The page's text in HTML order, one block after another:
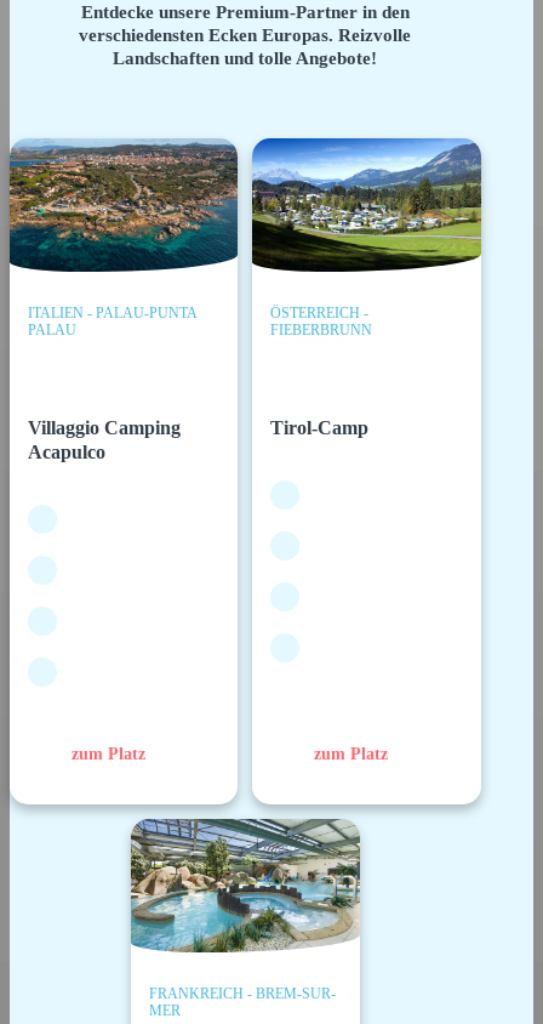
Entdecke unsere Premium-Partner in den
verschiedensten Ecken Europas. Reizvolle
Landschaften und tolle Angebote!
ITALIEN - PALAU-PUNTA
PALAU
Villaggio Camping
Acapulco
zum Platz
ÖSTERREICH -
FIEBERBRUNN
Tirol-Camp
zum Platz
FRANKREICH - BREM-SUR-
MER